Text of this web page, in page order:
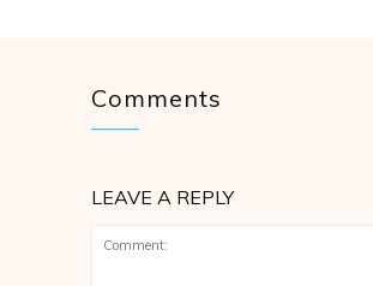
Comments
LEAVE A REPLY